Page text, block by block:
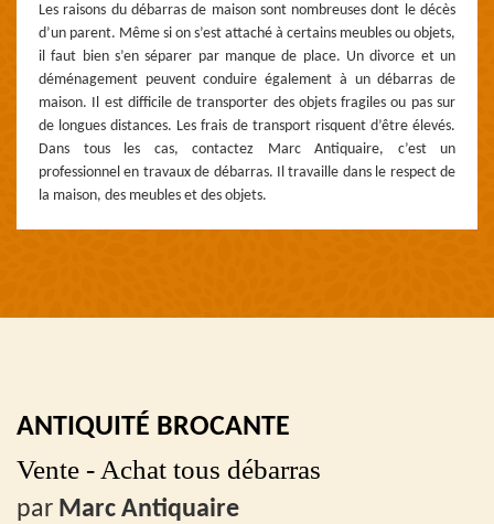
Les raisons du débarras de maison sont nombreuses dont le décès
d’un parent. Même si on s’est attaché à certains meubles ou objets,
il faut bien s’en séparer par manque de place. Un divorce et un
déménagement peuvent conduire également à un débarras de
maison. Il est difficile de transporter des objets fragiles ou pas sur
de longues distances. Les frais de transport risquent d’être élevés.
Dans tous les cas, contactez Marc Antiquaire, c’est un
professionnel en travaux de débarras. Il travaille dans le respect de
la maison, des meubles et des objets.
ANTIQUITÉ BROCANTE
Vente - Achat tous débarras
par Marc Antiquaire